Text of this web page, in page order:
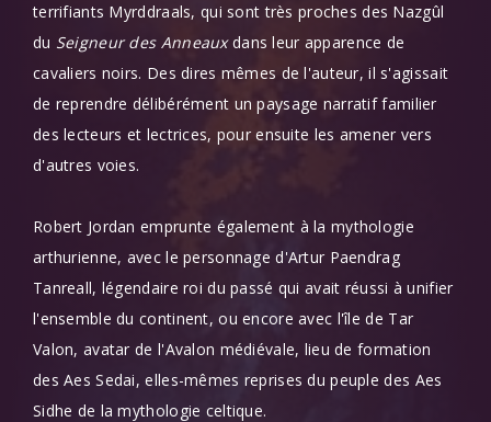
terrifiants Myrddraals, qui sont très proches des Nazgûl
du Seigneur des Anneauxdans leur apparence de
cavaliers noirs. Des dires mêmes de l'auteur, il s'agissait
de reprendre délibérément un paysage narratif familier
des lecteurs et lectrices, pour ensuite les amener vers
d'autres voies.
Robert Jordan emprunte également à la mythologie
arthurienne, avec le personnage d'Artur Paendrag
Tanreall, légendaire roi du passé qui avait réussi à unifier
l'ensemble du continent, ou encore avec l'île de Tar
Valon, avatar de l'Avalon médiévale, lieu de formation
des Aes Sedai, elles-mêmes reprises du peuple des Aes
Sidhe de la mythologie celtique.